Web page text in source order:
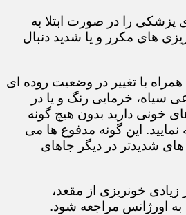
پزشکی را در صورت ابتلا به
های مکرر و یا شدید دنبال
همراه با تغییر در وضعیت روده ای
سیاه، خرمایی رنگ و یا در
خونی دارید بدون هیچ گونه
این گونه مدفوع ها می
شدیدتر در دیگر جاهای
خونریزی از مقعد،
اورژانس مراجعه شود.